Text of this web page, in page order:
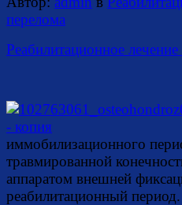
перелома
Реабилитационное
иммобилизационного
травмированной
аппаратом внешней
реабилитационный период.